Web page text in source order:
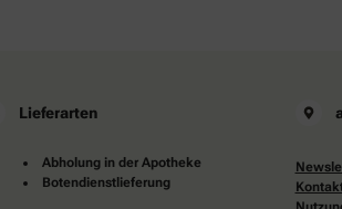
Lieferarten
Abholung in der Apotheke
Botendienstlieferung